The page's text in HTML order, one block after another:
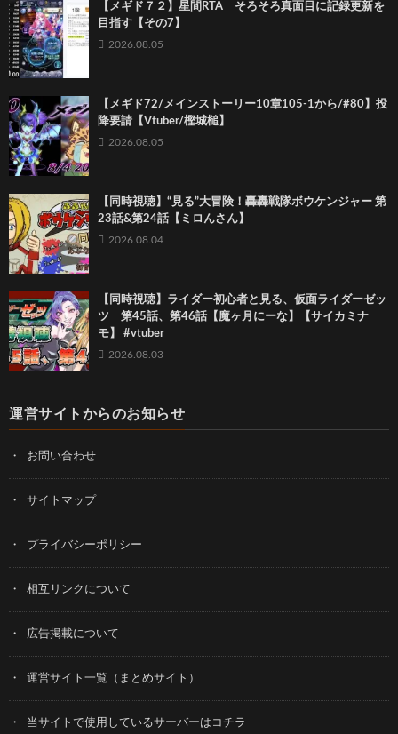
【メギド７２】星間RTA そろそろ真面目に記録更新を
目指す【その7】
2026.08.05
【メギド72/メインストーリー10章105-1から/#80】投
降要請【Vtuber/樫城槌】
2026.08.05
【同時視聴】“見る”大冒険！轟轟戦隊ボウケンジャー 第
23話&第24話【ミロんさん】
2026.08.04
【同時視聴】ライダー初心者と見る、仮面ライダーゼッ
ツ 第45話、第46話【魔ヶ月にーな】【サイカミナ
モ】 #vtuber
2026.08.03
運営サイトからのお知らせ
お問い合わせ
サイトマップ
プライバシーポリシー
相互リンクについて
広告掲載について
運営サイト一覧（まとめサイト）
当サイトで使用しているサーバーはコチラ